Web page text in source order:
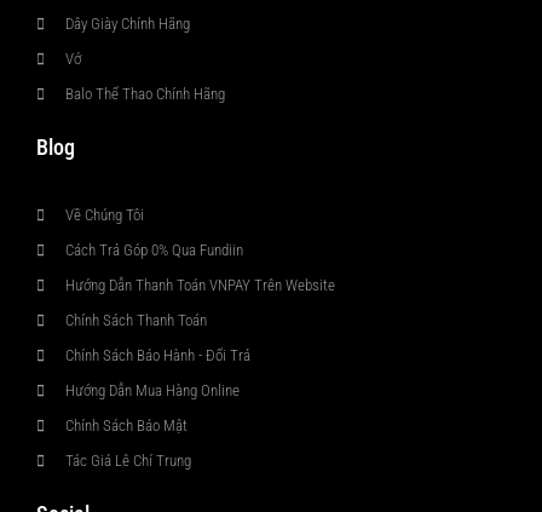
Dây Giày Chính Hãng
Vớ
Balo Thể Thao Chính Hãng
Blog
Về Chúng Tôi
Cách Trả Góp 0% Qua Fundiin
Hướng Dẫn Thanh Toán VNPAY Trên Website
Chính Sách Thanh Toán
Chính Sách Bảo Hành - Đổi Trả
Hướng Dẫn Mua Hàng Online
Chính Sách Bảo Mật
Tác Giả Lê Chí Trung